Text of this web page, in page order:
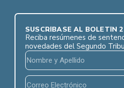
SUSCRÍBASE AL BOLETÍN
Reciba resúmenes de
novedades del Segundo